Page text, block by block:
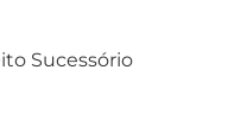
Sucessório